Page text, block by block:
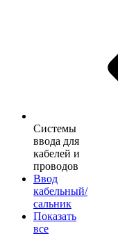
Системы
ввода для
кабелей и
проводов
Ввод
кабельный/
сальник
Показать
все